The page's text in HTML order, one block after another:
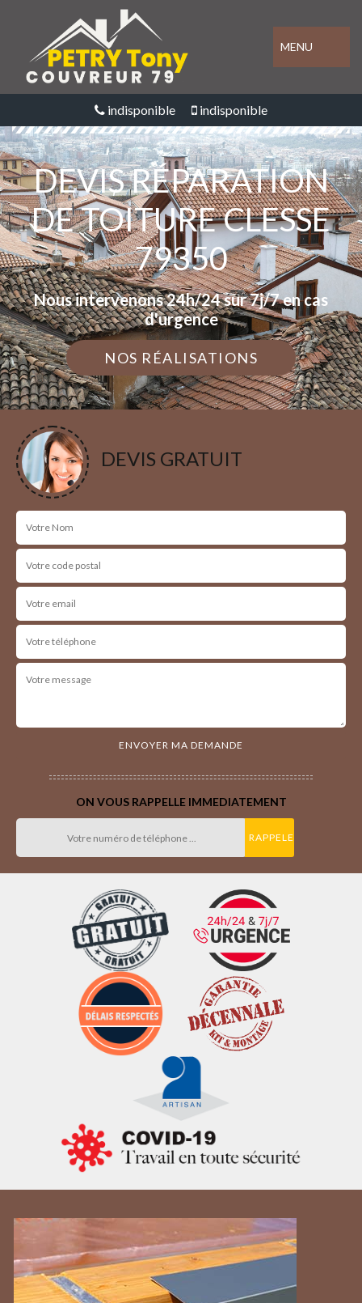
MENU
indisponible indisponible
DEVIS RÉPARATION
DE TOITURE CLESSE
79350
Nous intervenons 24h/24 sur 7j/7 en cas
d'urgence
NOS RÉALISATIONS
DEVIS GRATUIT
ON VOUS RAPPELLE IMMEDIATEMENT